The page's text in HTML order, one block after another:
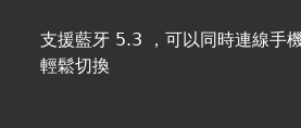
支援藍牙 5.3 ，可以同時連線手
輕鬆切換